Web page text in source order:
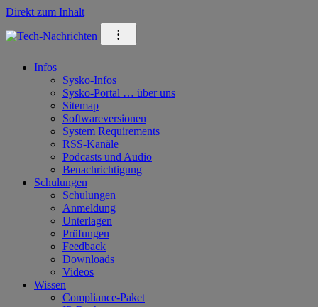
Direkt zum Inhalt
⁝
Infos
Sysko-Infos
Sysko-Portal … über uns
Sitemap
Softwareversionen
System Requirements
RSS-Kanäle
Podcasts und Audio
Benachrichtigung
Schulungen
Schulungen
Anmeldung
Unterlagen
Prüfungen
Feedback
Downloads
Videos
Wissen
Compliance-Paket